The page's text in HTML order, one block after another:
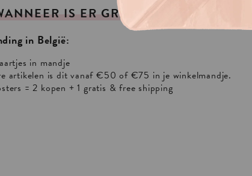
IS ER GRATIS
in België:
in mandje
artikelen is dit vanaf €50 of €75 in je winkelmandje.
= 2 kopen + 1 gratis & free shipping